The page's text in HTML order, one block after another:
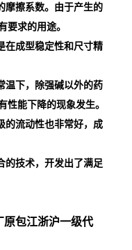
摩擦系数。由于产生的
要求的用途。
在成型稳定性和尺寸精
温下，除强碱以外的药
性能下降的现象发生。
的流动性也非常好，成
的技术，开发出了满足
原包江浙沪一级代